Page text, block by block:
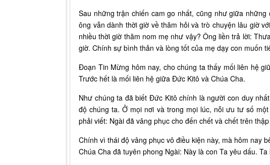
Sau những trận chiến cam go nhất, cũng như giữa
ông vẫn dành thời giờ về thăm hỏi và trò chuyện lâu giờ
nhiều thời giờ thăm nom mẹ như vậy? Ông liền trả lời:
giờ. Chính sự bình thản và lòng tốt của mẹ dạy con muốn
Đoạn Tin Mừng hôm nay, cho chúng ta thấy mối liên hệ
Trước hết là mối liên hệ giữa Đức Kitô và Chúa Cha.
Như chúng ta đã biết Đức Kitô chính là người con duy
độ chúng ta. Ở mọi nơi và trong mọi lúc, nỗi ưu tư số
phải viết: Ngài đã vâng phục cho đến chết và chết trên
Chính vì thái độ vâng phục vô điều kiện này, mà hôm nay
Chúa Cha đã tuyên phong Ngài: Này là con Ta yêu dấu.